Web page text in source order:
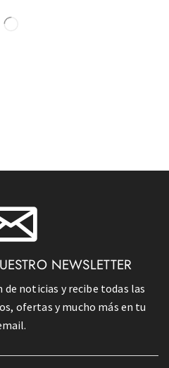
NEWSLETTER
noticias y recibe todas las
ofertas y mucho más en tu